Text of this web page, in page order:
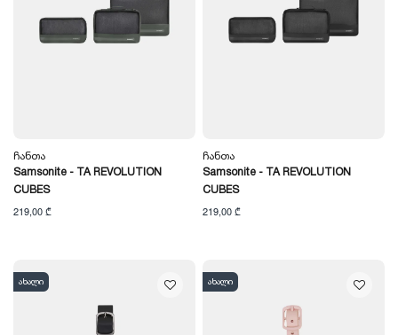
Ჩანთა
Samsonite - TA REVOLUTION
CUBES
219,00 ₾
Ჩანთა
Samsonite - TA REVOLUTION
CUBES
219,00 ₾
ახალი ახალი